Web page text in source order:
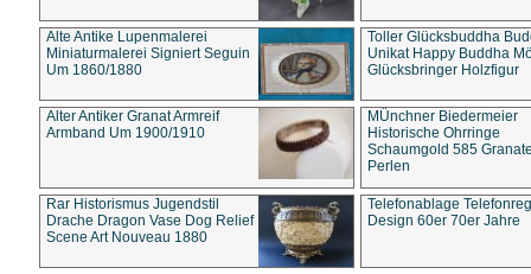
Alte Antike Lupenmalerei
Miniaturmalerei Signiert Seguin
Um 1860/1880
Toller Glücksbuddha
Unikat Happy Buddha
Glücksbringer Holzfigur
Alter Antiker Granat Armreif
Armband Um 1900/1910
MÜnchner Biedermeier
Historische Ohrringe
Schaumgold 585
Perlen
Rar Historismus Jugendstil
Drache Dragon Vase Dog Relief
Scene Art Nouveau 1880
Telefonablage
Design 60er 70er Jahre